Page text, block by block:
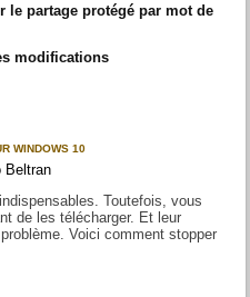
le partage protégé par mot de
modifications
WINDOWS 10
Beltran
Toutefois, vous
de les télécharger. Et leur
Voici comment stopper